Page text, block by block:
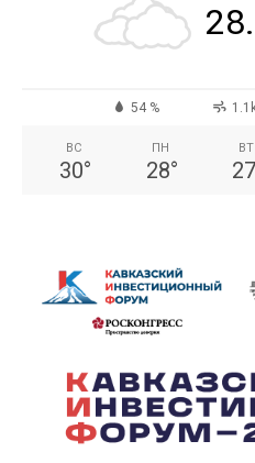
54 %
ВС
30°
ПН
28°
ВТ
27